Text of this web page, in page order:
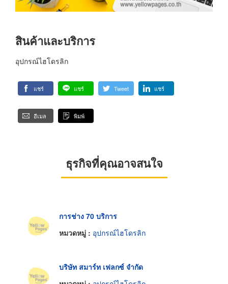
สินค้าและบริการ
อุปกรณ์ไฮโดรลิก
แชร์ แชร์ Tweet แชร์
อีเมล พิมพ์
ธุรกิจที่คุณอาจสนใจ
การช่าง 70 บริการ
หมวดหมู่ : อุปกรณ์ไฮโดรลิก
บริษัท สมาร์ท เฟลกซ์ จำกัด